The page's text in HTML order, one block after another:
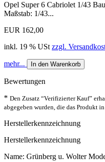
Opel Super 6 Cabriolet 1/43
Maßstab: 1/43...
EUR 162,00
inkl. 19 % USt zzgl.
mehr... In den Warenkorb
Bewertungen
* Den Zusatz “Verifizierter Kauf”
abgegeben wurden, die das Produkt
Herstellerkennzeichnung
Herstellerkennzeichnung
Name: Grünberg u. Wolter